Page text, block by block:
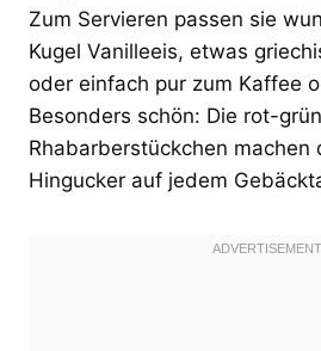
Zum Servieren passen sie
Kugel Vanilleeis, etwas
oder einfach pur zum Kaffee
Besonders schön: Die rot-
Rhabarberstückchen machen
Hingucker auf jedem